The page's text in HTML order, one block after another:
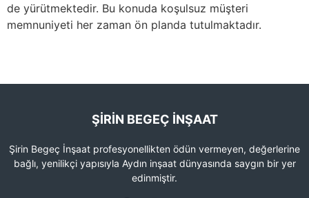
de yürütmektedir. Bu konuda koşulsuz müşteri
memnuniyeti her zaman ön planda tutulmaktadır.
ŞIRIN BEGEÇ İNŞAAT
Şirin Begeç İnşaat profesyonellikten ödün vermeyen, değerlerine
bağlı, yenilikçi yapısıyla Aydın inşaat dünyasında saygın bir yer
edinmiştir.